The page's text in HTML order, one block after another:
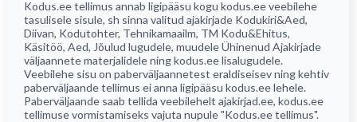
Kodus.ee tellimus annab ligipääsu kogu kodus.eeveebilehe
tasulisele sisule, sh sinna valitud ajakirjade Kodukiri&Aed,
Diivan, Kodutohter, Tehnikamaailm, TM Kodu&Ehitus,
Käsitöö, Aed, Jõulud lugudele, muudele Ühinenud Ajakirjade
väljaannete materjalidele ning kodus.ee lisalugudele.
Veebilehe sisu on paberväljaannetest eraldiseisev ning kehtiv
paberväljaande tellimus ei anna ligipääsu kodus.ee lehele.
Paberväljaande saab tellida veebilehelt ajakirjad.ee, kodus.ee
tellimuse vormistamiseks vajuta nupule "Kodus.ee tellimus".